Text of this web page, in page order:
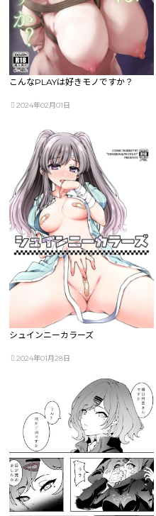
こんなPLAYは好きモノですか？
2024年02月01日
シュインニーカラーズ
2024年01月28日